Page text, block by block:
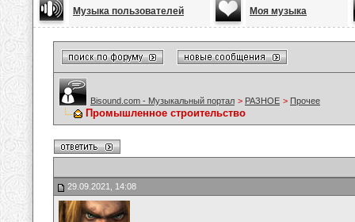
Музыка пользователей Моя музыка
Bisound.com - Музыкальный портал > РАЗНОЕ > Прочее
Промышленное строительство
29.09.2021, 14:08